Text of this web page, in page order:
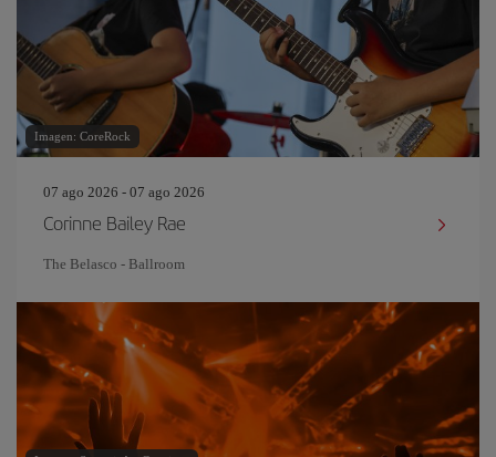
Imagen: CoreRock
07 ago 2026 - 07 ago 2026
Corinne Bailey Rae
The Belasco - Ballroom